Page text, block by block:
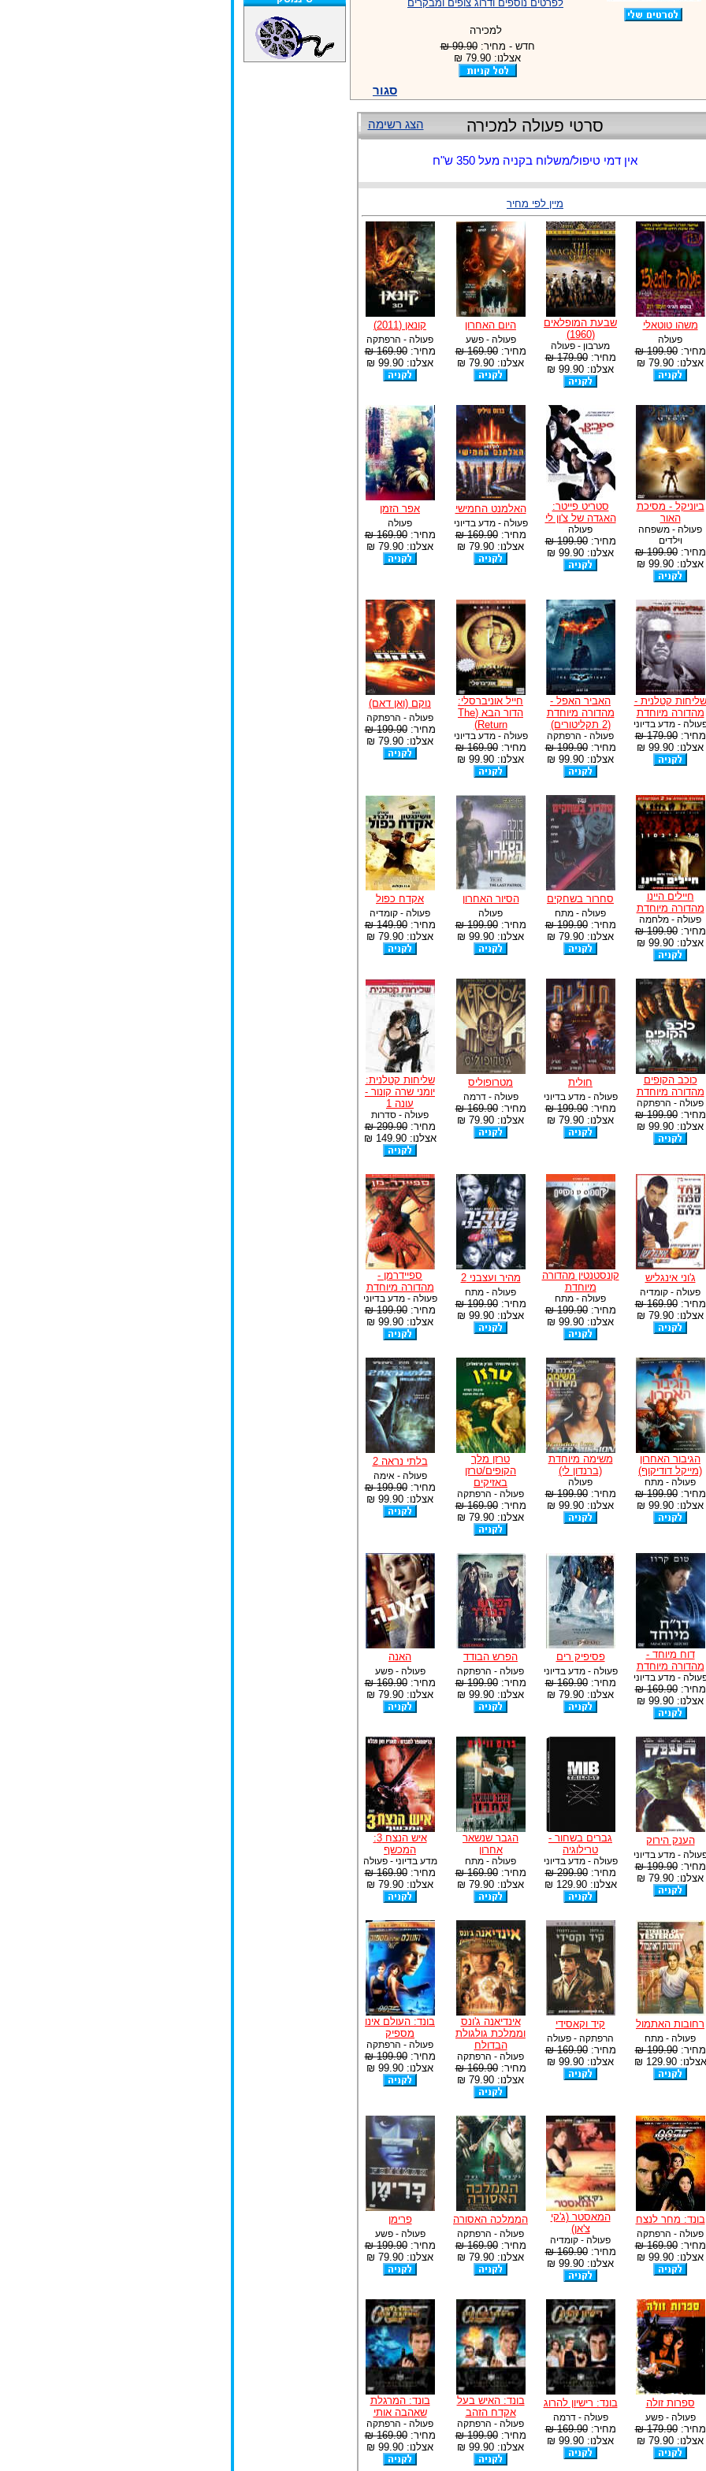
לפרטים נוספים ודרוג צופים ומבקרים
למכירה
חדש - מחיר:99.90 ₪
אצלנו: 79.90 ₪
סגור
הצג רשימה סרטי פעולה למכירה
אין דמי טיפול/משלוח בקניה מעל 350 ש"ח
מיין לפי מחיר
משהו טוטאלי
פעולה
מחיר:199.90 ₪
אצלנו: 79.90 ₪
שבעת המופלאים
(1960)
מערבון - פעולה
מחיר:179.90 ₪
אצלנו: 99.90 ₪
היום האחרון
פעולה - פשע
מחיר:169.90 ₪
אצלנו: 79.90 ₪
קונאן (2011)
פעולה - הרפתקה
מחיר:169.90 ₪
אצלנו: 99.90 ₪
ביוניקל - מסיכת
האור
פעולה - משפחה
וילדים
מחיר:199.90 ₪
אצלנו: 99.90 ₪
סטריט פייטר:
האגדה של צ'ון לי
פעולה
מחיר:199.90 ₪
אצלנו: 99.90 ₪
האלמנט החמישי
פעולה - מדע בדיוני
מחיר:169.90 ₪
אצלנו: 79.90 ₪
אפר הזמן
פעולה
מחיר:169.90 ₪
אצלנו: 79.90 ₪
שליחות קטלנית -
מהדורה מיוחדת
- מדע בדיוני
מחיר:179.90 ₪
אצלנו: 99.90 ₪
האביר האפל -
מהדורה מיוחדת
(2 תקליטורים)
פעולה - הרפתקה
מחיר:199.90 ₪
אצלנו: 99.90 ₪
חייל אוניברסלי:
הדור הבא (The
Return)
פעולה - מדע בדיוני
מחיר:169.90 ₪
אצלנו: 99.90 ₪
נוקם (ואן דאם)
פעולה - הרפתקה
מחיר:199.90 ₪
אצלנו: 79.90 ₪
חיילים היינו
מהדורה מיוחדת
פעולה - מלחמה
מחיר:199.90 ₪
אצלנו: 99.90 ₪
סחרור בשחקים
פעולה - מתח
מחיר:199.90 ₪
אצלנו: 79.90 ₪
הסיור האחרון
פעולה
מחיר:199.90 ₪
אצלנו: 99.90 ₪
אקדח כפול
פעולה - קומדיה
מחיר:149.90 ₪
אצלנו: 79.90 ₪
כוכב הקופים
מהדורה מיוחדת
פעולה - הרפתקה
מחיר:199.90 ₪
אצלנו: 99.90 ₪
חולית
פעולה - מדע בדיוני
מחיר:199.90 ₪
אצלנו: 79.90 ₪
מטרופוליס
פעולה - דרמה
מחיר:169.90 ₪
אצלנו: 79.90 ₪
שליחות קטלנית:
יומני שרה קונור -
עונה 1
פעולה - סדרות
מחיר:299.90 ₪
אצלנו: 149.90 ₪
ג'וני אינגליש
פעולה - קומדיה
מחיר:169.90 ₪
אצלנו: 79.90 ₪
קונסטנטין מהדורה
מיוחדת
פעולה - מתח
מחיר:199.90 ₪
אצלנו: 99.90 ₪
מהיר ועצבני 2
פעולה - מתח
מחיר:199.90 ₪
אצלנו: 99.90 ₪
ספיידרמן -
מהדורה מיוחדת
פעולה - מדע בדיוני
מחיר:199.90 ₪
אצלנו: 99.90 ₪
הגיבור האחרון
(מייקל דודיקוף)
פעולה - מתח
מחיר:199.90 ₪
אצלנו: 99.90 ₪
משימה מיוחדת
(ברנדון לי)
פעולה
מחיר:199.90 ₪
אצלנו: 99.90 ₪
טרזן מלך
הקופים/טרזן
באזיקים
פעולה - הרפתקה
מחיר:169.90 ₪
אצלנו: 79.90 ₪
בלתי נראה 2
פעולה - אימה
מחיר:199.90 ₪
אצלנו: 99.90 ₪
דוח מיוחד -
מהדורה מיוחדת
- מדע בדיוני
מחיר:169.90 ₪
אצלנו: 99.90 ₪
פסיפיק רים
פעולה - מדע בדיוני
מחיר:169.90 ₪
אצלנו: 79.90 ₪
הפרש הבודד
פעולה - הרפתקה
מחיר:199.90 ₪
אצלנו: 99.90 ₪
האנה
פעולה - פשע
מחיר:169.90 ₪
אצלנו: 79.90 ₪
הענק הירוק
- מדע בדיוני
מחיר:199.90 ₪
אצלנו: 79.90 ₪
גברים בשחור -
טרילוגיה
פעולה - מדע בדיוני
מחיר:299.90 ₪
אצלנו: 129.90 ₪
הגבר שנשאר
אחרון
פעולה - מתח
מחיר:169.90 ₪
אצלנו: 79.90 ₪
איש הנצח 3:
המכשף
מדע בדיוני - פעולה
מחיר:169.90 ₪
אצלנו: 79.90 ₪
רחובות האתמול
פעולה - מתח
מחיר:199.90 ₪
אצלנו: 129.90 ₪
קיד וקאסידי
הרפתקה - פעולה
מחיר:169.90 ₪
אצלנו: 99.90 ₪
אינדיאנה ג'ונס
וממלכת גולגולת
הבדולח
פעולה - הרפתקה
מחיר:169.90 ₪
אצלנו: 79.90 ₪
בונד: העולם אינו
מספיק
פעולה - הרפתקה
מחיר:199.90 ₪
אצלנו: 99.90 ₪
בונד: מחר לנצח
פעולה - הרפתקה
מחיר:169.90 ₪
אצלנו: 99.90 ₪
המאסטר (ג'קי
צ'אן)
פעולה - קומדיה
מחיר:169.90 ₪
אצלנו: 99.90 ₪
הממלכה האסורה
פעולה - הרפתקה
מחיר:169.90 ₪
אצלנו: 79.90 ₪
פרימן
פעולה - פשע
מחיר:199.90 ₪
אצלנו: 79.90 ₪
ספרות זולה
פעולה - פשע
מחיר:179.90 ₪
אצלנו: 79.90 ₪
בונד: רישיון להרוג
פעולה - דרמה
מחיר:169.90 ₪
אצלנו: 99.90 ₪
בונד: האיש בעל
אקדח הזהב
פעולה - הרפתקה
מחיר:199.90 ₪
אצלנו: 99.90 ₪
בונד: המרגלת
שאהבה אותי
פעולה - הרפתקה
מחיר:169.90 ₪
אצלנו: 99.90 ₪